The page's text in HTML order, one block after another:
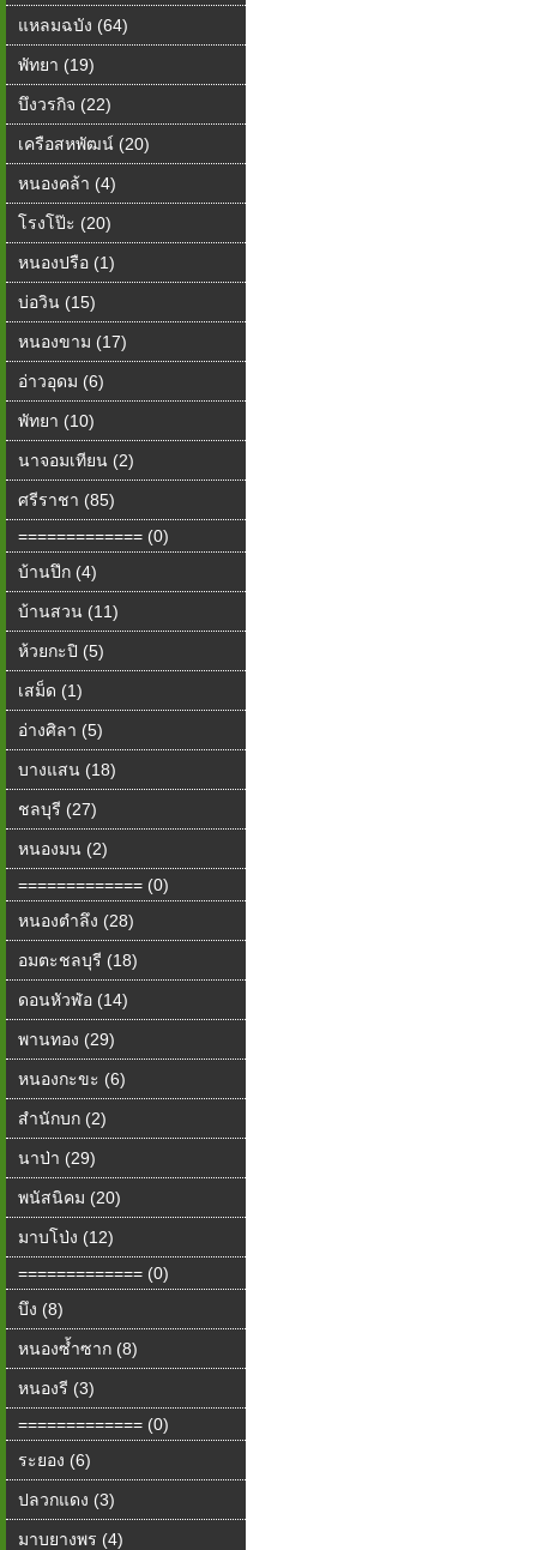
แหลมฉบัง (64)
พัทยา (19)
บึงวรกิจ (22)
เครือสหพัฒน์ (20)
หนองคล้า (4)
โรงโป๊ะ (20)
หนองปรือ (1)
บ่อวิน (15)
หนองขาม (17)
อ่าวอุดม (6)
พัทยา (10)
นาจอมเทียน (2)
ศรีราชา (85)
============= (0)
บ้านปึก (4)
บ้านสวน (11)
ห้วยกะปิ (5)
เสม็ด (1)
อ่างศิลา (5)
บางแสน (18)
ชลบุรี (27)
หนองมน (2)
============= (0)
หนองตำลึง (28)
อมตะชลบุรี (18)
ดอนหัวฬ่อ (14)
พานทอง (29)
หนองกะขะ (6)
สำนักบก (2)
นาป่า (29)
พนัสนิคม (20)
มาบโป่ง (12)
============= (0)
บึง (8)
หนองซ้ำซาก (8)
หนองรี (3)
============= (0)
ระยอง (6)
ปลวกแดง (3)
มาบยางพร (4)